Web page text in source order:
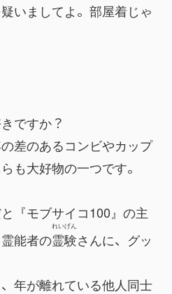
いましてよ。部屋着じゃ
ですか？
差のあるコンビやカップ
も大好物の一つです。
『モブサイコ100』の主
能者の霊験
れいげん
さんに、グッ
年が離れている他人同士